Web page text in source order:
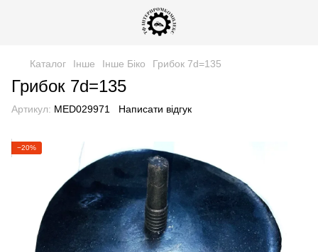
Каталог Інше Інше Біко Грибок 7d=135
Грибок 7d=135
Артикул: MED029971 Написати відгук
−20%